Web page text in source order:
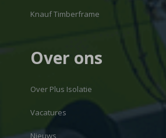
Knauf Timberframe
Over ons
Over Plus Isolatie
Vacatures
Nieuws